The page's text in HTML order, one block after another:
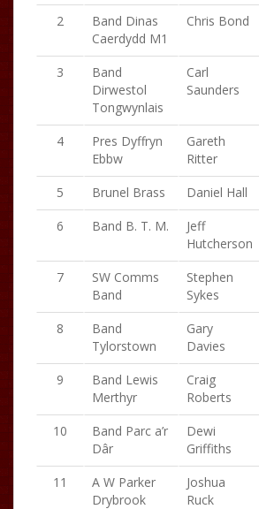
2
Band Dinas
Caerdydd M1
Chris Bond
3
Band
Dirwestol
Tongwynlais
Carl
Saunders
4
Pres Dyffryn
Ebbw
Gareth
Ritter
5 Brunel Brass Daniel Hall
6
Band B. T. M.
Jeff
Hutcherson
7
SW Comms
Band
Stephen
Sykes
8
Band
Tylorstown
Gary
Davies
9
Band Lewis
Merthyr
Craig
Roberts
10
Band Parc a’r
Dâr
Dewi
Griffiths
11
A W Parker
Drybrook
Joshua
Ruck